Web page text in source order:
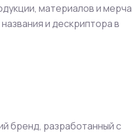
материалов и мерча
и дескриптора в
бренд, разработанный с